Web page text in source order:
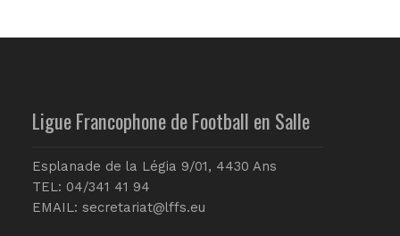
Ligue Francophone de Football en Salle
Esplanade de la Légia 9/01, 4430 Ans
TEL: 04/341 41 94
EMAIL: secretariat@lffs.eu